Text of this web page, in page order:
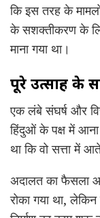
कि इस तरह के
के सशक्तीकरण के
माना गया था।
पूरे उत्साह के
एक लंबे संघर्ष और
हिंदुओं के पक्ष में आना
था कि वो सत्ता में आते
अदालत का फैसला
रोका गया था,